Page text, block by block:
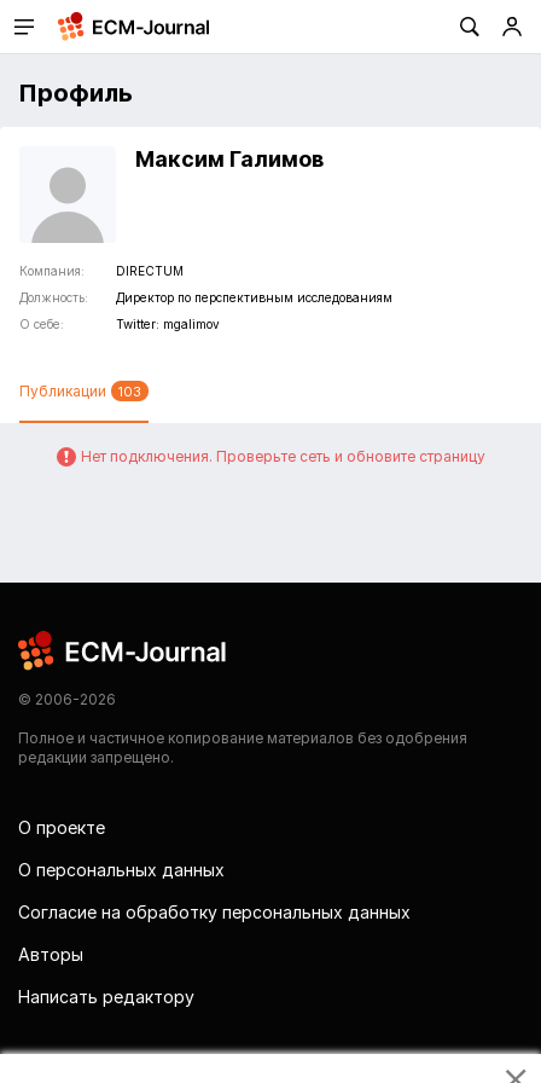
Профиль
Максим Галимов
Компания:
DIRECTUM
Должность:
Директор по перспективным исследованиям
О себе:
Twitter: mgalimov
Публикации 103
Нет подключения. Проверьте сеть и обновите страницу
© 2006-2026
Полное и частичное копирование материалов без одобрения
редакции запрещено.
О проекте
О персональных данных
Согласие на обработку персональных данных
Авторы
Написать редактору